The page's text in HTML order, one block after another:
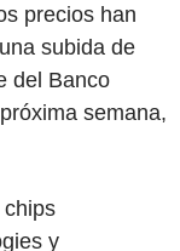
precios han
subida de
del Banco
semana,
y